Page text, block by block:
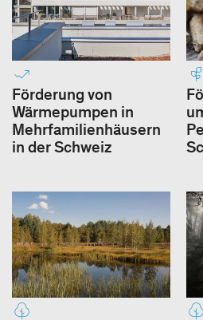
Förderung von
Wärmepumpen in
Mehrfamilienhäusern
in der Schweiz